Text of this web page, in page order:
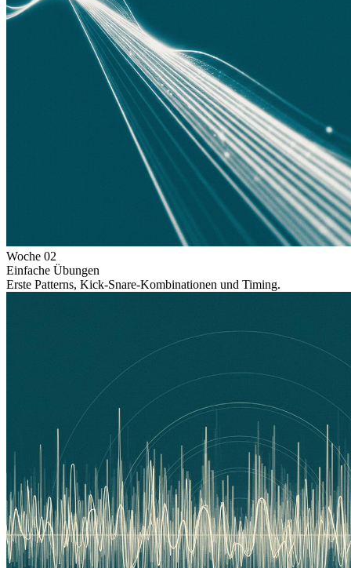
Woche 02
Einfache Übungen
Erste Patterns, Kick-Snare-Kombinationen und Timing.